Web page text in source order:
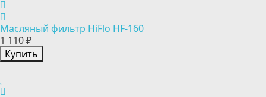
Масляный фильтр HiFlo HF-160
1 110 ₽
Купить